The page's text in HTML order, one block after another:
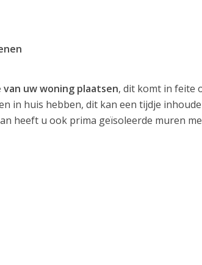
uw woning plaatsen, dit komt in feite
in huis hebben, dit kan een tijdje
heeft u ook prima geïsoleerde muren